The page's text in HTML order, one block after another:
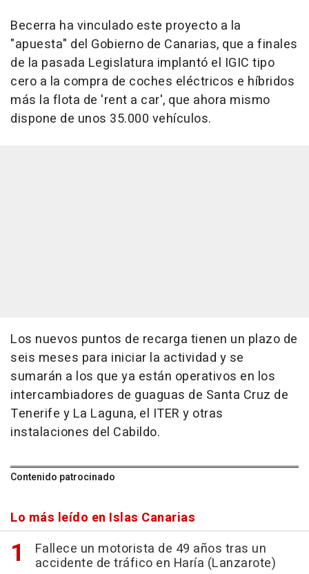
Becerra ha vinculado este proyecto a la
"apuesta" del Gobierno de Canarias, que a finales
de la pasada Legislatura implantó el IGIC tipo
cero a la compra de coches eléctricos e híbridos
más la flota de 'rent a car', que ahora mismo
dispone de unos 35.000 vehículos.
Los nuevos puntos de recarga tienen un plazo de
seis meses para iniciar la actividad y se
sumarán a los que ya están operativos en los
intercambiadores de guaguas de Santa Cruz de
Tenerife y La Laguna, el ITER y otras
instalaciones del Cabildo.
Contenido patrocinado
Lo más leído en Islas Canarias
Fallece un motorista de 49 años tras un
accidente de tráfico en Haría (Lanzarote)